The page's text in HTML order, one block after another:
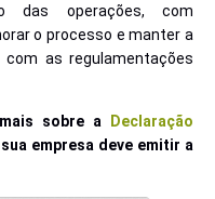
das operações, com
o processo e manter a
as regulamentações
sobre a
Declaração
empresa deve emitir a